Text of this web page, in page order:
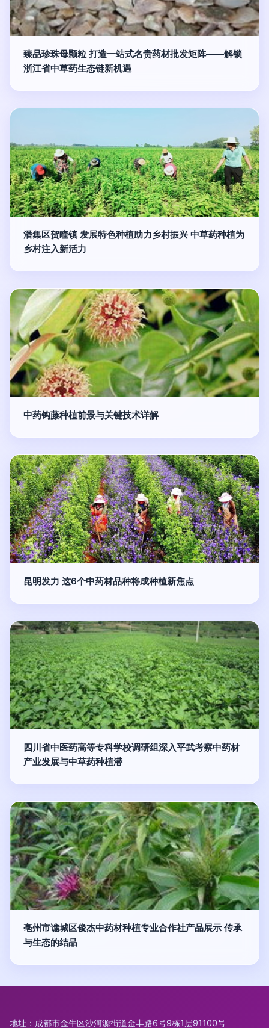
臻品珍珠母颗粒 打造一站式名贵药材批发矩阵——解锁
浙江省中草药生态链新机遇
潘集区贺疃镇 发展特色种植助力乡村振兴 中草药种植为
乡村注入新活力
中药钩藤种植前景与关键技术详解
昆明发力 这6个中药材品种将成种植新焦点
四川省中医药高等专科学校调研组深入平武考察中药材
产业发展与中草药种植潜
亳州市谯城区俊杰中药材种植专业合作社产品展示 传承
与生态的结晶
地址：成都市金牛区沙河源街道金丰路6号9栋1层91100号